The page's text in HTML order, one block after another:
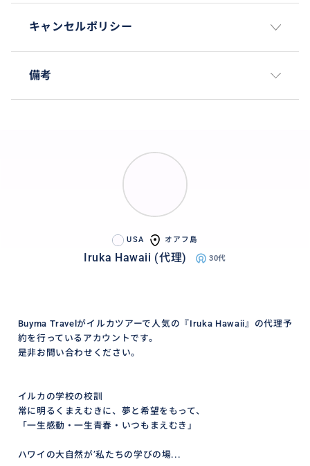
キャンセルポリシー
備考
USA オアフ島
Iruka Hawaii (代理) 30代
Buyma Travelがイルカツアーで人気の『Iruka Hawaii』の代理予
約を行っているアカウントです。
是非お問い合わせください。
イルカの学校の校訓
常に明るくまえむきに、夢と希望をもって、
「一生感動・一生青春・いつもまえむき」
ハワイの大自然が’私たちの学びの場...